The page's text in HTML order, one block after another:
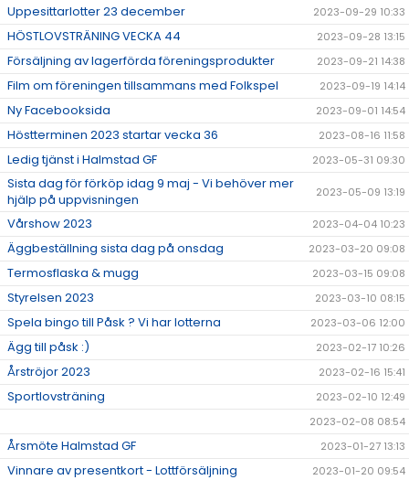
Uppesittarlotter 23 december 2023-09-29 10:33
HÖSTLOVSTRÄNING VECKA 44 2023-09-28 13:15
Försäljning av lagerförda föreningsprodukter 2023-09-21 14:38
Film om föreningen tillsammans med Folkspel 2023-09-19 14:14
Ny Facebooksida 2023-09-01 14:54
Höstterminen 2023 startar vecka 36 2023-08-16 11:58
Ledig tjänst i Halmstad GF 2023-05-31 09:30
Sista dag för förköp idag 9 maj - Vi behöver mer
hjälp på uppvisningen
2023-05-09 13:19
Vårshow 2023 2023-04-04 10:23
Äggbeställning sista dag på onsdag 2023-03-20 09:08
Termosflaska & mugg 2023-03-15 09:08
Styrelsen 2023 2023-03-10 08:15
Spela bingo till Påsk ? Vi har lotterna 2023-03-06 12:00
Ägg till påsk :) 2023-02-17 10:26
Årströjor 2023 2023-02-16 15:41
Sportlovsträning
2023-02-10 12:49
2023-02-08 08:54
Årsmöte Halmstad GF 2023-01-27 13:13
Vinnare av presentkort - Lottförsäljning 2023-01-20 09:54